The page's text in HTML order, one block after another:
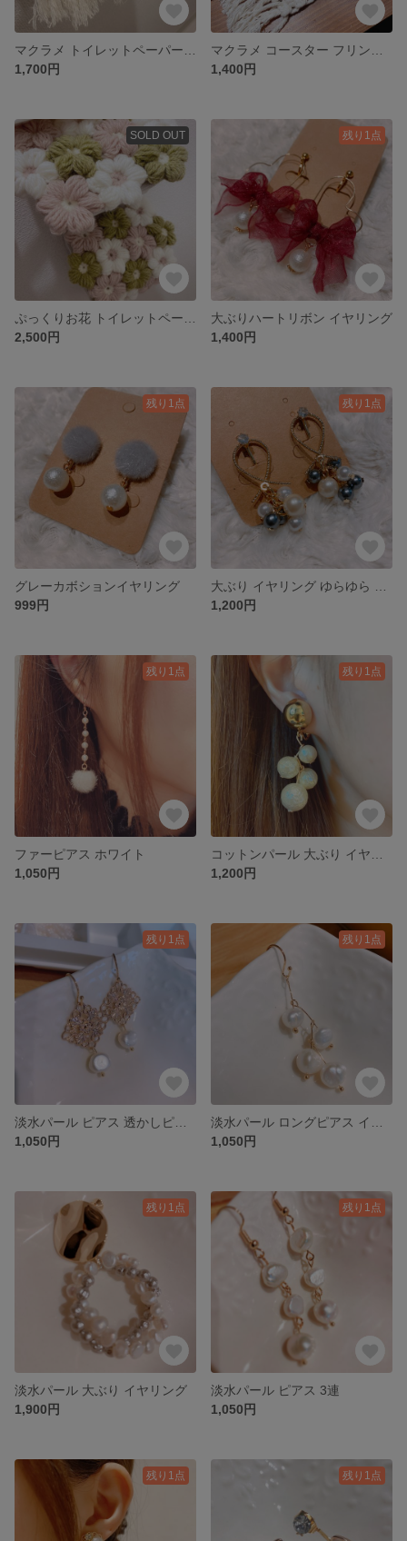
1,700円
1,400円
SOLD OUT
2,500円
残り1点
大ぶりハートリボン イヤリング
1,400円
残り1点
グレーカボションイヤリング
999円
残り1点
1,200円
残り1点
ファーピアス ホワイト
1,050円
残り1点
1,200円
残り1点
1,050円
残り1点
1,050円
残り1点
淡水パール 大ぶり イヤリング
1,900円
残り1点
淡水パール ピアス 3連
1,050円
残り1点 残り1点